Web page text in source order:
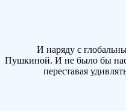
И наряду с
Пушкиной. И не было бы
переставая